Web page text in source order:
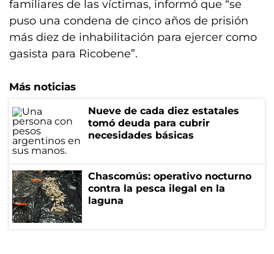
familiares de las víctimas, informó que “se
puso una condena de cinco años de prisión
más diez de inhabilitación para ejercer como
gasista para Ricobene”.
Más noticias
Nueve de cada diez estatales
tomó deuda para cubrir
necesidades básicas
Chascomús: operativo nocturno
contra la pesca ilegal en la
laguna